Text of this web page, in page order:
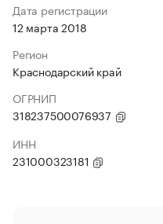
Дата регистрации
12 марта 2018
Регион
Краснодарский край
ОГРНИП
318237500076937
ИНН
231000323181